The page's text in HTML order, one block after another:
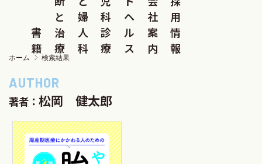
書
籍
と
治
療
婦
人
科
科
診
療
ヘ
ル
ス
社
案
内
用
情
報
ホーム 検索結果
著者： 松岡 健太郎